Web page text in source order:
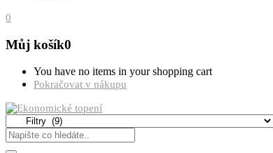
0
Můj košík0
You have no items in your shopping cart
Pokračovat v nákupu